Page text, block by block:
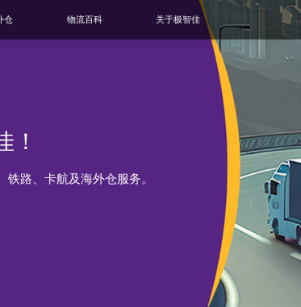
仓 物流百科 关于极智佳
！
路、卡航及海外仓服务。